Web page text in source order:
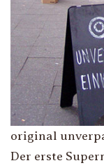
original
Der erste